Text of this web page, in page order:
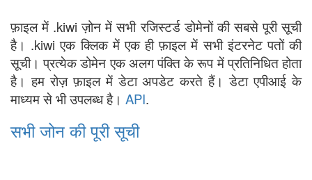
फ़ाइल में .kiwi ज़ोन में सभी रजिस्टर्ड डोमेनों की सबसे पूरी सूची
है। .kiwi एक क्लिक में एक ही फ़ाइल में सभी इंटरनेट पतों की
सूची। प्रत्येक डोमेन एक अलग पंक्ति के रूप में प्रतिनिधित होता
है। हम रोज़ फ़ाइल में डेटा अपडेट करते हैं। डेटा एपीआई के
माध्यम से भी उपलब्ध है। API.
सभी जोन की पूरी सूची